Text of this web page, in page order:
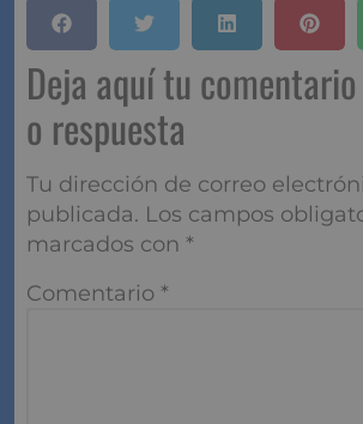
Deja aquí tu
o respuesta
Tu dirección de correo
publicada. Los campos
marcados con *
Comentario *